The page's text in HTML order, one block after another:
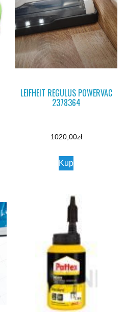
LEIFHEIT REGULUS POWERVAC
2378364
1020,00zł
Kup